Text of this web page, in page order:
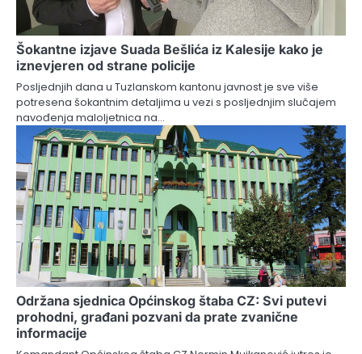
Šokantne izjave Suada Bešlića iz Kalesije kako je
iznevjeren od strane policije
Posljednjih dana u Tuzlanskom kantonu javnost je sve više
potresena šokantnim detaljima u vezi s posljednjim slučajem
navođenja maloljetnica na…
Održana sjednica Općinskog štaba CZ: Svi putevi
prohodni, građani pozvani da prate zvanične
informacije